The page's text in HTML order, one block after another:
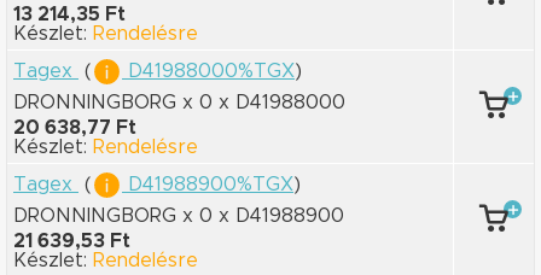
13 214,35 Ft
Készlet: Rendelésre
Tagex
( D41988000%TGX)
DRONNINGBORG x 0 x D41988000
20 638,77 Ft
Készlet: Rendelésre
Tagex
( D41988900%TGX)
DRONNINGBORG x 0 x D41988900
21 639,53 Ft
Készlet: Rendelésre